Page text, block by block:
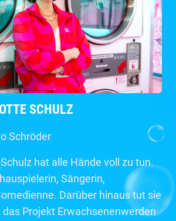
SCHULZ
Schröder
hat alle Hände voll zu tun.
Sängerin,
Darüber hinaus tut sie
Projekt Erwachsenenwerden